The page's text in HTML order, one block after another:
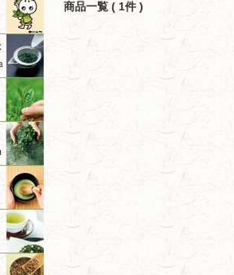
商品一覧 ( 1件 )